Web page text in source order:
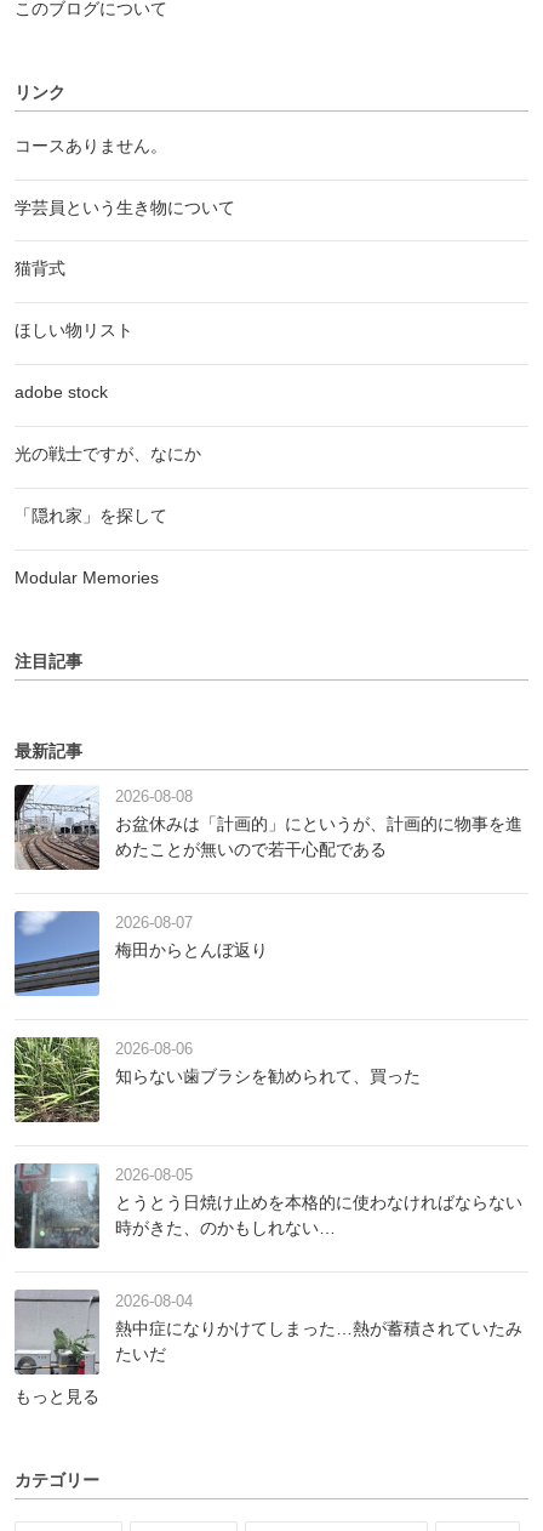
このブログについて
リンク
コースありません。
学芸員という生き物について
猫背式
ほしい物リスト
adobe stock
光の戦士ですが、なにか
「隠れ家」を探して
Modular Memories
注目記事
最新記事
2026-08-08
お盆休みは「計画的」にというが、計画的に物事を進
めたことが無いので若干心配である
2026-08-07
梅田からとんぼ返り
2026-08-06
知らない歯ブラシを勧められて、買った
2026-08-05
とうとう日焼け止めを本格的に使わなければならない
時がきた、のかもしれない…
2026-08-04
熱中症になりかけてしまった…熱が蓄積されていたみ
たいだ
もっと見る
カテゴリー